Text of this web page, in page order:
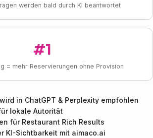
werden bald durch KI beantwortet
#1
= mehr Reservierungen ohne Provision
in ChatGPT & Perplexity empfohlen
lokale Autorität
für Restaurant Rich Results
KI-Sichtbarkeit mit aimaco.ai